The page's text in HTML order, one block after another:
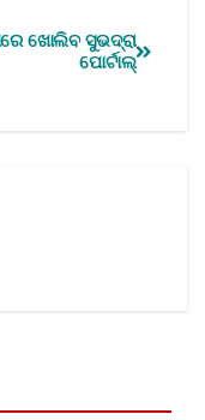
ଖୋଲିବ ସୁଭଦ୍ରା
ପୋର୍ଟାଲ୍‌